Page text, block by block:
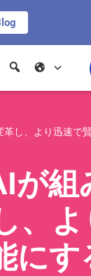
し、より迅速で
が組
、
にす